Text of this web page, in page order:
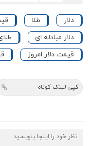
دلار طلا
دلار مبادله ای
طلای 18
قیمت دلار امروز
کپی لینک کوتاه